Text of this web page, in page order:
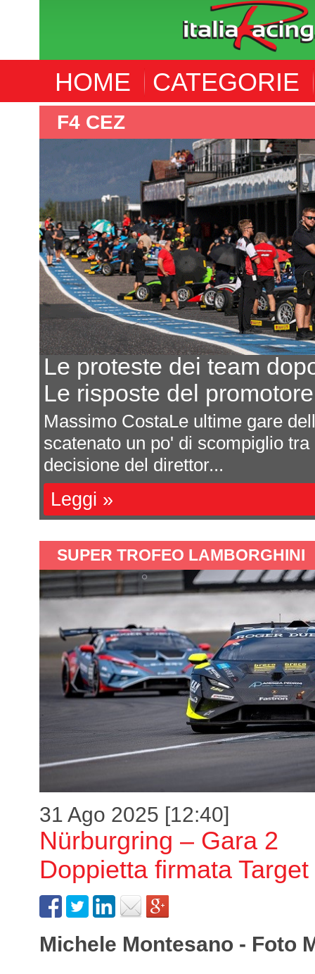
HOME CATEGORIE
CEZ hanno
Qualche
Eurocup-5, il
8 team, 5
In seguito
Federazione
campionato ha c...
SUPER TROFEO LAMBORGHINI
31 Ago 2025 [12:40]
Nürburgring – Gara 2
Doppietta firmata
Michele Montesano - Foto